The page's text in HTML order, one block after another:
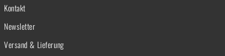
Kontakt
Newsletter
Versand & Lieferung